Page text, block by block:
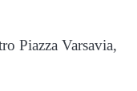
Piazza Varsavia,